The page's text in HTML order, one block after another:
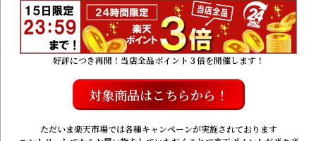
好評につき再開！当店全品ポイント３倍を開催します！
対象商品はこちらから！
ただいま楽天市場では各種キャンペーンが実施されております